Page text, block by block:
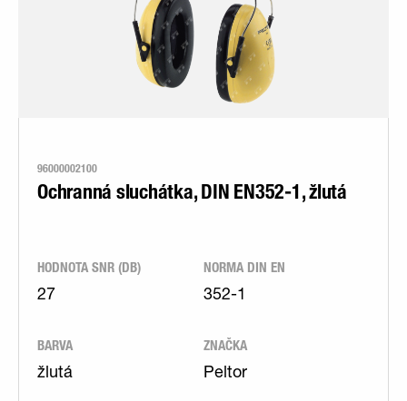
96000002100
Ochranná sluchátka, DIN EN352-1, žlutá
HODNOTA SNR (DB)
27
NORMA DIN EN
352-1
BARVA
žlutá
ZNAČKA
Peltor